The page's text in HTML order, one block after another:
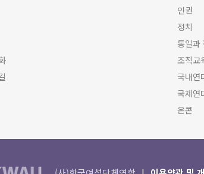
인권
정치
통일과
조직교
국내연
국제연
온콘